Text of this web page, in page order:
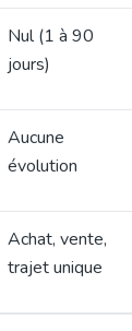
Nul (1 à 90
jours)
Aucune
évolution
Achat, vente,
trajet unique